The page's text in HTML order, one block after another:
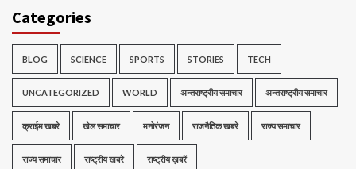
Categories
BLOG SCIENCE SPORTS STORIES TECH
UNCATEGORIZED WORLD अन्तराष्ट्रीय समाचार अन्तराष्ट्रीय समाचार
क्राईम खबरे खेल समाचार मनोरंजन राजनैतिक खबरे राज्य समाचार
राज्य समाचार राष्ट्रीय खबरे राष्ट्रीय ख़बरें